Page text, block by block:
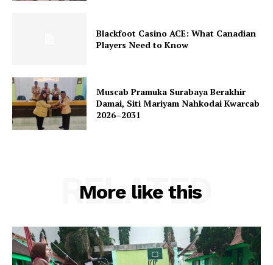
Blackfoot Casino ACE: What Canadian
Players Need to Know
Muscab Pramuka Surabaya Berakhir
Damai, Siti Mariyam Nahkodai Kwarcab
2026–2031
More like this
RELATED